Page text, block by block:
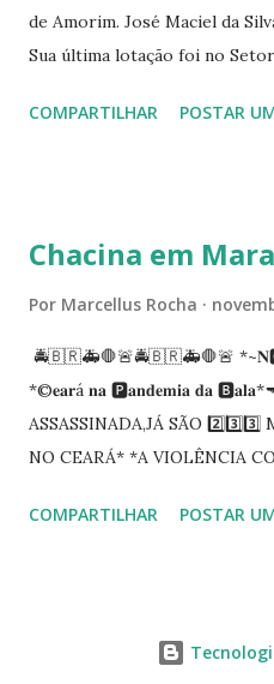
de Amorim. José Maciel da
Sua última lotação foi no
Siqueira Amorim faleceu em
enquanto atuaram nesta
COMPARTILHAR POSTAR
Chacina em
Por Marcellus Rocha
🚔🇧🇷🚑🛑🚨🚔🇧🇷🚑🛑🚨
*©️𝐞𝐚𝐫á 𝐧𝐚 🅿️𝐚𝐧𝐝𝐞𝐦𝐢𝐚 𝐝𝐚
ASSASSINADA,JÁ SÃO 2️⃣3️⃣3️⃣
NO CEARÁ* *A VIOLÊNCIA
informações quarto pessoas
Tbm Amanari. Estavam em
COMPARTILHAR POSTAR